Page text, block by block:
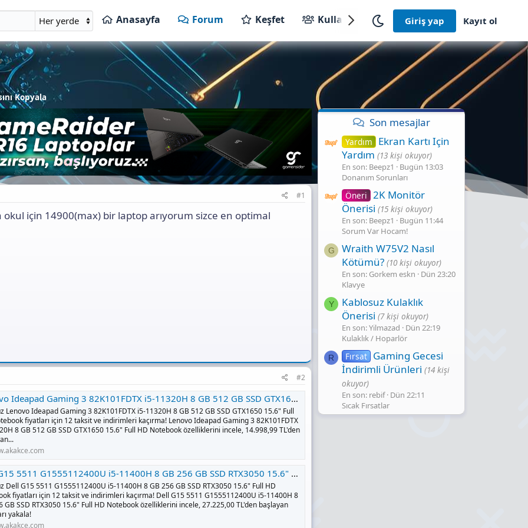
Anasayfa Forum Keşfet Kullanıcılar Giriş yap Kayıt ol
Kopyala
#1
için 14900(max) bir laptop arıyorum sizce en optimal
#2
Gaming 3 82K101FDTX i5-11320H 8 GB 512 GB SSD GTX1650 15.6" Full HD Notebook Fiyatları, Özellikleri ve Yorumları | En Ucuzu Akakçe
Lenovo Ideapad Gaming 3 82K101FDTX i5-11320H 8 GB 512 GB SSD GTX1650 15.6" Full
fiyatları için 12 taksit ve indirimleri kaçırma! Lenovo Ideapad Gaming 3 82K101FDTX
8 GB 512 GB SSD GTX1650 15.6" Full HD Notebook özelliklerini incele, 14.998,99 TL'den
G1555112400U i5-11400H 8 GB 256 GB SSD RTX3050 15.6" Full HD Notebook Fiyatları, Özellikleri ve Yorumları | En Ucuzu Akakçe
Dell G15 5511 G1555112400U i5-11400H 8 GB 256 GB SSD RTX3050 15.6" Full HD
fiyatları için 12 taksit ve indirimleri kaçırma! Dell G15 5511 G1555112400U i5-11400H 8
GB SSD RTX3050 15.6" Full HD Notebook özelliklerini incele, 27.225,00 TL'den başlayan
yakala!
Son mesajlar
Yardım
Ekran Kartı Için
Yardım (13 kişi okuyor)
En son: Beepz1
Bugün 13:03
Donanım Sorunları
Öneri 2K Monitör
Önerisi (15 kişi okuyor)
En son: Beepz1
Bugün 11:44
Sorum Var Hocam!
G
Wraith W75V2 Nasıl
Kötümü? (10 kişi okuyor)
En son: Gorkem eskn
Dün 23:20
Klavye
Y
Kablosuz Kulaklık
Önerisi (7 kişi okuyor)
En son: Yilmazad
Dün 22:19
Kulaklık / Hoparlör
R Fırsat Gaming Gecesi̇
İndi̇ri̇mli̇ Ürünleri̇ (14 kişi
okuyor)
En son: rebif Dün 22:11
Sıcak Fırsatlar